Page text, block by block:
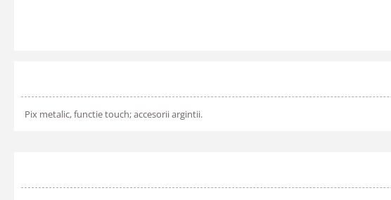
Pix metalic, functie touch; accesorii argintii.